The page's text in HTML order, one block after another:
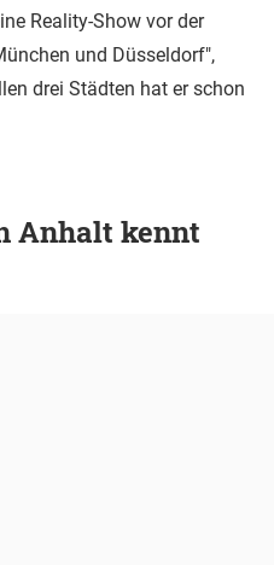
Reality-Show vor der
und Düsseldorf",
drei Städten hat er schon
Anhalt kennt